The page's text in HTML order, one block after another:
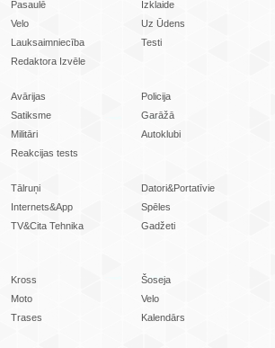
Pasaulē
Izklaide
Velo
Uz Ūdens
Lauksaimniecība
Testi
Redaktora Izvēle
Avārijas
Policija
Satiksme
Garāžā
Militāri
Autoklubi
Reakcijas tests
Tālruņi
Datori&Portatīvie
Internets&App
Spēles
TV&Cita Tehnika
Gadžeti
Kross
Šoseja
Moto
Velo
Trases Kalendārs